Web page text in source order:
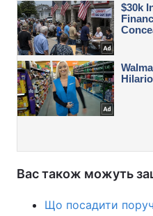
Вас також можуть
Що посадити